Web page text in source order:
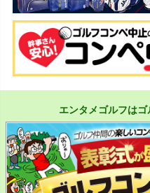
エンタメゴルフは